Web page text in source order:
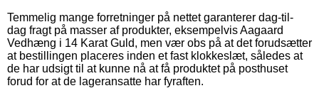
Temmelig mange forretninger på nettet garanterer dag-til-
dag fragt på masser af produkter, eksempelvis Aagaard
Vedhæng i 14 Karat Guld, men vær obs på at det forudsætter
at bestillingen placeres inden et fast klokkeslæt, således at
de har udsigt til at kunne nå at få produktet på posthuset
forud for at de lageransatte har fyraften.